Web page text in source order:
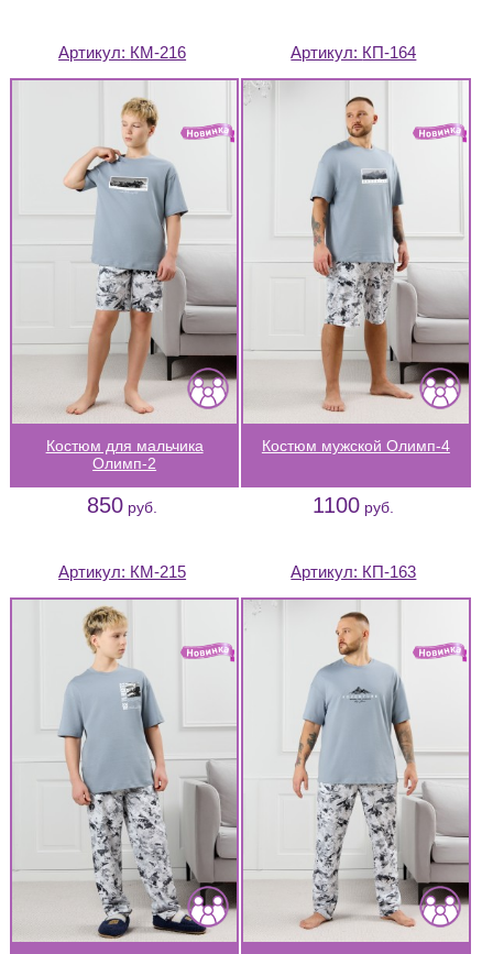
Артикул: КМ-216
Костюм для мальчика
Олимп-2
850 руб.
Артикул: КП-164
Костюм мужской Олимп-4
1100 руб.
Артикул: КМ-215 Артикул: КП-163